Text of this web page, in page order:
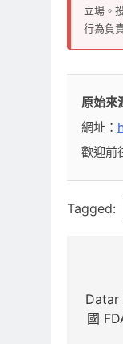
立場。
行為負
原始來
網址：
歡迎前
Tagged:
章
導
Datar
國